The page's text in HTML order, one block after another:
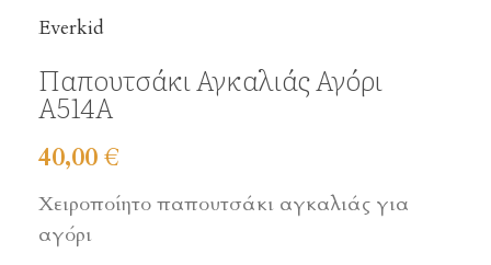
Everkid
Παπουτσάκι Αγκαλιάς Αγόρι
A514Α
40,00€
Χειροποίητο παπουτσάκι αγκαλιάς για
αγόρι